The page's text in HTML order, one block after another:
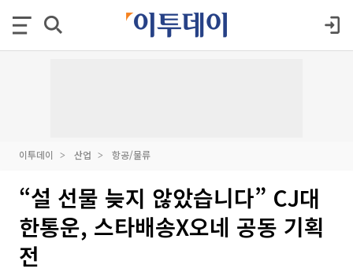
이투데이 산업 항공/물류
“설 선물 늦지 않았습니다” CJ대
한통운, 스타배송X오네 공동 기획
전